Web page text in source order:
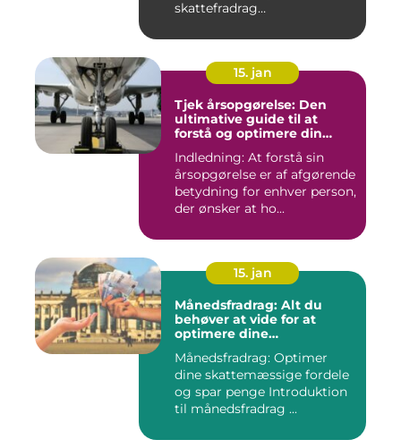
skattefradrag
15. jan
Tjek årsopgørelse: Den
ultimative guide til at
forstå og optimere din
Indledning: At forstå sin
årsopgørelse er af afgørende
betydning for enhver person,
der ønsker at ho...
15. jan
Månedsfradrag: Alt du
behøver at vide for at
optimere dine
Månedsfradrag: Optimer
dine skattemæssige fordele
og spar penge Introduktion
til månedsfradrag ...